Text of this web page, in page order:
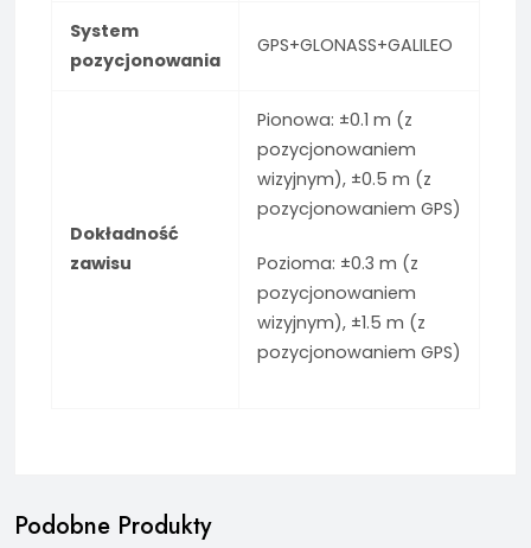
System
pozycjonowania
GPS+GLONASS+GALILEO
Dokładność
zawisu
Pionowa: ±0.1 m (z
pozycjonowaniem
wizyjnym), ±0.5 m (z
pozycjonowaniem GPS)
Pozioma: ±0.3 m (z
pozycjonowaniem
wizyjnym), ±1.5 m (z
pozycjonowaniem GPS)
Podobne Produkty